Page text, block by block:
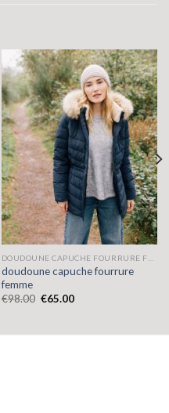
doudoune capuche fourrure
femme
€98.00 €65.00